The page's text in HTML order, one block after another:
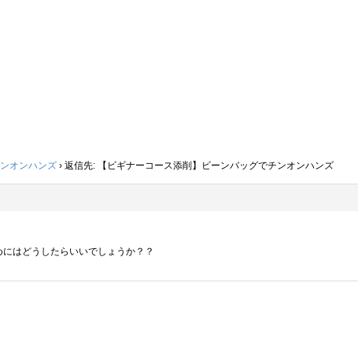
オンハンズ › 返信先: 【ビギナーコース添削】ビーンバッグでチンオンハンズ
はどうしたらいいでしょうか？？